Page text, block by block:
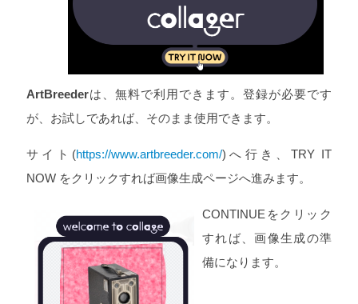
ArtBreederは、無料で利用できます。登録が必要です
が、お試しであれば、そのまま使用できます。
サイト(https://www.artbreeder.com/)へ行き、TRY IT
NOW をクリックすれば画像生成ページへ進みます。
CONTINUEをクリック
すれば、画像生成の準
備になります。